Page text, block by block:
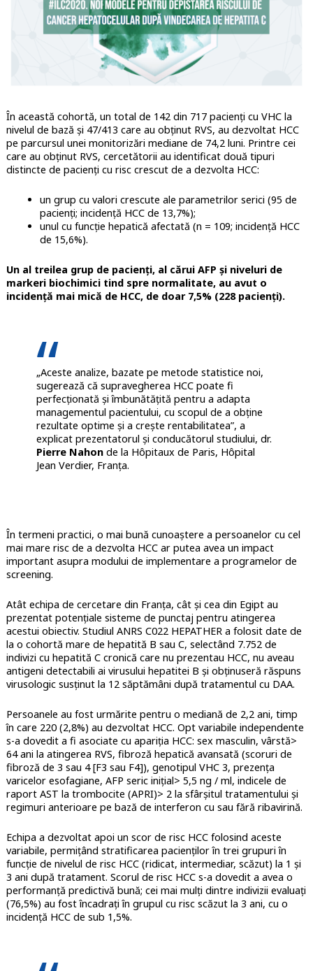
În această cohortă, un total de 142 din 717 pacienți cu VHC la
nivelul de bază și 47/413 care au obținut RVS, au dezvoltat HCC
pe parcursul unei monitorizări mediane de 74,2 luni. Printre cei
care au obținut RVS, cercetătorii au identificat două tipuri
distincte de pacienți cu risc crescut de a dezvolta HCC:
un grup cu valori crescute ale parametrilor serici (95 de
pacienți; incidență HCC de 13,7%);
unul cu funcție hepatică afectată (n = 109; incidență HCC
de 15,6%).
Un al treilea grup de pacienți, al cărui AFP și niveluri de
markeri biochimici tind spre normalitate, au avut o
incidență mai mică de HCC, de doar 7,5% (228 pacienți).
„Aceste analize, bazate pe metode statistice noi,
sugerează că supravegherea HCC poate fi
perfecționată și îmbunătățită pentru a adapta
managementul pacientului, cu scopul de a obține
rezultate optime și a crește rentabilitatea”, a
explicat prezentatorul și conducătorul studiului, dr.
Pierre Nahonde la Hôpitaux de Paris, Hôpital
Jean Verdier, Franța.
În termeni practici, o mai bună cunoaștere a persoanelor cu cel
mai mare risc de a dezvolta HCC ar putea avea un impact
important asupra modului de implementare a programelor de
screening.
Atât echipa de cercetare din Franța, cât și cea din Egipt au
prezentat potențiale sisteme de punctaj pentru atingerea
acestui obiectiv. Studiul ANRS C022 HEPATHER a folosit date de
la o cohortă mare de hepatită B sau C, selectând 7.752 de
indivizi cu hepatită C cronică care nu prezentau HCC, nu aveau
antigeni detectabili ai virusului hepatitei B și obținuseră răspuns
virusologic susținut la 12 săptămâni după tratamentul cu DAA.
Persoanele au fost urmărite pentru o mediană de 2,2 ani, timp
în care 220 (2,8%) au dezvoltat HCC. Opt variabile independente
s-a dovedit a fi asociate cu apariția HCC: sex masculin, vârstă>
64 ani la atingerea RVS, fibroză hepatică avansată (scoruri de
fibroză de 3 sau 4 [F3 sau F4]), genotipul VHC 3, prezența
varicelor esofagiane, AFP seric inițial> 5,5 ng / ml, indicele de
raport AST la trombocite (APRI)> 2 la sfârșitul tratamentului și
regimuri anterioare pe bază de interferon cu sau fără ribavirină.
Echipa a dezvoltat apoi un scor de risc HCC folosind aceste
variabile, permițând stratificarea pacienților în trei grupuri în
funcție de nivelul de risc HCC (ridicat, intermediar, scăzut) la 1 și
3 ani după tratament. Scorul de risc HCC s-a dovedit a avea o
performanță predictivă bună; cei mai mulți dintre indivizii evaluați
(76,5%) au fost încadrați în grupul cu risc scăzut la 3 ani, cu o
incidență HCC de sub 1,5%.